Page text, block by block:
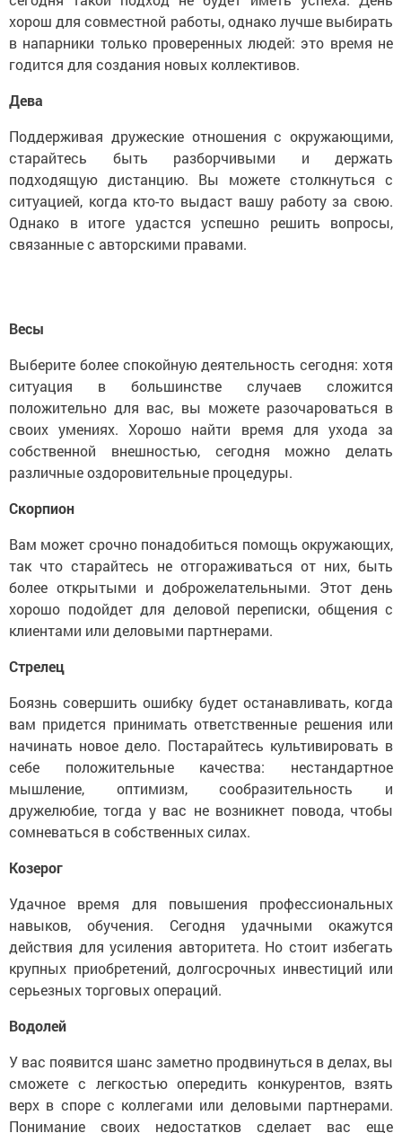
хорош для совместной работы, однако лучше выбирать
в напарники только проверенных людей: это время не
годится для создания новых коллективов.
Дева
Поддерживая дружеские отношения с окружающими,
старайтесь быть разборчивыми и держать
подходящую дистанцию. Вы можете столкнуться с
ситуацией, когда кто-то выдаст вашу работу за свою.
Однако в итоге удастся успешно решить вопросы,
связанные с авторскими правами.
Весы
Выберите более спокойную деятельность сегодня: хотя
ситуация в большинстве случаев сложится
положительно для вас, вы можете разочароваться в
своих умениях. Хорошо найти время для ухода за
собственной внешностью, сегодня можно делать
различные оздоровительные процедуры.
Скорпион
Вам может срочно понадобиться помощь окружающих,
так что старайтесь не отгораживаться от них, быть
более открытыми и доброжелательными. Этот день
хорошо подойдет для деловой переписки, общения с
клиентами или деловыми партнерами.
Стрелец
Боязнь совершить ошибку будет останавливать, когда
вам придется принимать ответственные решения или
начинать новое дело. Постарайтесь культивировать в
себе положительные качества: нестандартное
мышление, оптимизм, сообразительность и
дружелюбие, тогда у вас не возникнет повода, чтобы
сомневаться в собственных силах.
Козерог
Удачное время для повышения профессиональных
навыков, обучения. Сегодня удачными окажутся
действия для усиления авторитета. Но стоит избегать
крупных приобретений, долгосрочных инвестиций или
серьезных торговых операций.
Водолей
У вас появится шанс заметно продвинуться в делах, вы
сможете с легкостью опередить конкурентов, взять
верх в споре с коллегами или деловыми партнерами.
Понимание своих недостатков сделает вас еще